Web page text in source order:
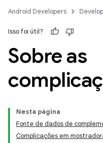
Android Developers Develop
Isso foi útil?
Sobre as
Nesta página
Fonte de dados de
Complicações em